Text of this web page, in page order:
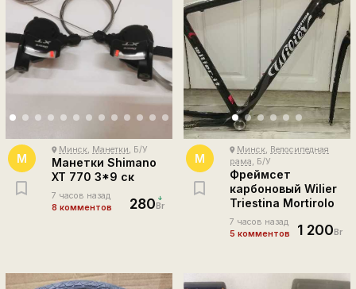
M
place Минск, Манетки, Б/У
Манетки Shimano
XT 770 3*9 ск
7 часов назад
8 комментов
280Br
M
place Минск, Велосипедная
рама, Б/У
Фреймсет
карбоновый Wilier
Triestina Mortirolo
7 часов назад
5 комментов
1 200Br